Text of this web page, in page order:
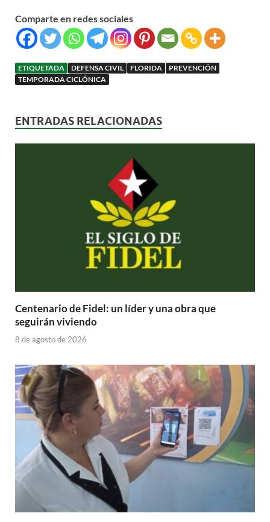
Comparte en redes sociales
ETIQUETADA DEFENSA CIVIL FLORIDA
PREVENCIÓN
TEMPORADA CICLÓNICA
ENTRADAS RELACIONADAS
Centenario de Fidel: un líder y una obra que
seguirán viviendo
8 de agosto de 2026